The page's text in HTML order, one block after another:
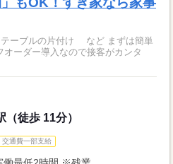
テーブルの片付け など まずは簡単
徒歩 11分）
交通費一部支給